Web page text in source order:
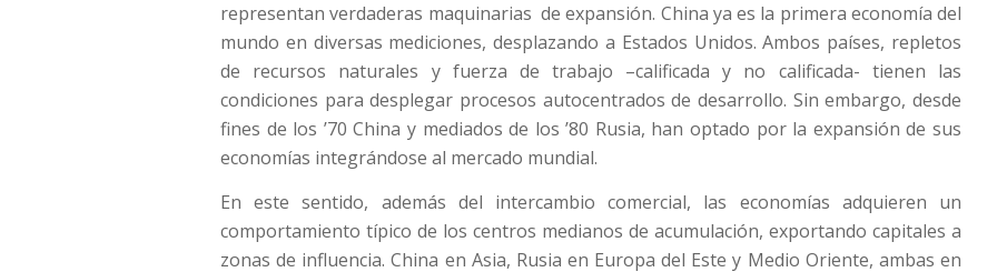
representan verdaderas maquinarias de expansión. China ya es la primera economía del
mundo en diversas mediciones, desplazando a Estados Unidos. Ambos países, repletos
de recursos naturales y fuerza de trabajo –calificada y no calificada- tienen las
condiciones para desplegar procesos autocentrados de desarrollo. Sin embargo, desde
fines de los ’70 China y mediados de los ’80 Rusia, han optado por la expansión de sus
economías integrándose al mercado mundial.
En este sentido, además del intercambio comercial, las economías adquieren un
comportamiento típico de los centros medianos de acumulación, exportando capitales a
zonas de influencia. China en Asia, Rusia en Europa del Este y Medio Oriente, ambas en